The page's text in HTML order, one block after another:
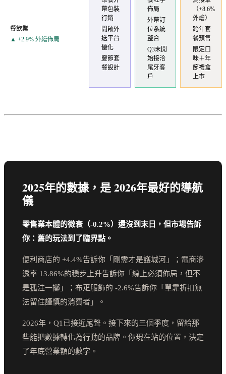
餐飲業
▲ +2.9% 外繪佈局
帶包裝
行銷
開啟外
送平台
優化
慶節套
餐設計
佈局
外帶訂
位系統
整合
Q3末開
始接洽
尾牙客
戶
（+8.6%
外燴）
跨年套
餐預售
限定口
味＋年
節禮盒
上市
2025年的數據，是 2026年最好的導航
儀
零售業本體的微衰（-0.2%）還沒到末日，但市場告訴
你：舊的玩法到了臨界點。
便利商店的 +4.4%告訴你「剛需才是護城河」；電商滲
透率 13.86%的穩步上升告訴你「線上必須佈局，但不
是孤注一擲」；布疋服飾的 -2.6%告訴你「單靠折扣無
法留住謹慎的消費者」。
2026年，Q1已接近尾聲。接下來的三個季度，留給那
些能把數據轉化為行動的品牌。你現在站的位置，決定
了年底營業額的數字。